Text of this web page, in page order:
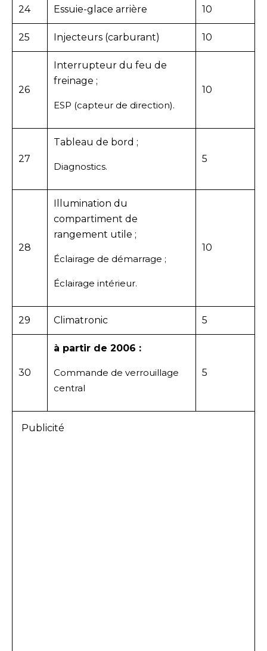
24 Essuie-glace arrière 10
25 Injecteurs (carburant) 10
26
Interrupteur du feu de
freinage ;
ESP (capteur de direction).
10
27
Tableau de bord ;
Diagnostics.
5
28
Illumination du
compartiment de
rangement utile ;
Éclairage de démarrage ;
Éclairage intérieur.
10
29 Climatronic 5
30
à partir de 2006 :
Commande de verrouillage
central
5
Publicité